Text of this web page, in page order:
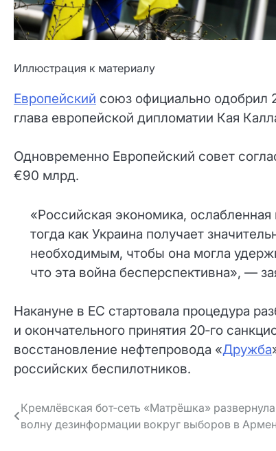
Иллюстрация к материалу
Европейский союз официально одобрил
глава европейской дипломатии Кая
Одновременно Европейский совет
€90 млрд.
«Российская экономика,
тогда как Украина получает
необходимым, чтобы она могла
что эта война бесперспективна», —
Накануне в ЕС стартовала процедура
и окончательного принятия 20‑го
восстановление нефтепровода «Дружба
российских беспилотников.
Навигация
по записям
Кремлёвская бот‑сеть «Матрёшка»
волну дезинформации вокруг выборов в